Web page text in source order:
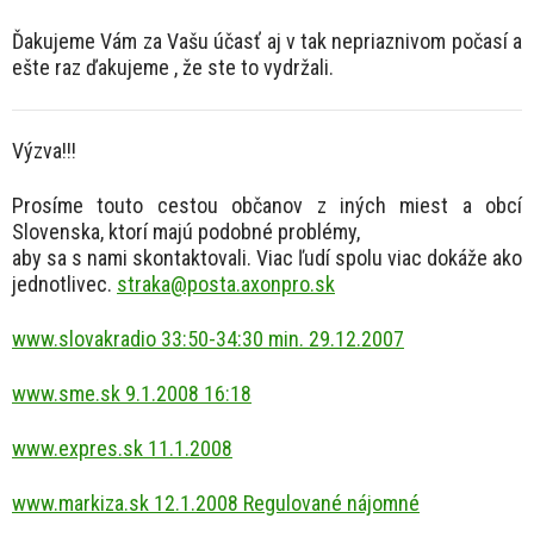
Ďakujeme Vám za Vašu účasť aj v tak nepriaznivom počasí a
ešte raz ďakujeme , že ste to vydržali.
Výzva!!!
Prosíme touto cestou občanov z iných miest a obcí
Slovenska, ktorí majú podobné problémy,
aby sa s nami skontaktovali. Viac ľudí spolu viac dokáže ako
jednotlivec. straka@posta.axonpro.sk
www.slovakradio 33:50-34:30 min. 29.12.2007
www.sme.sk 9.1.2008 16:18
www.expres.sk 11.1.2008
www.markiza.sk 12.1.2008 Regulované nájomné